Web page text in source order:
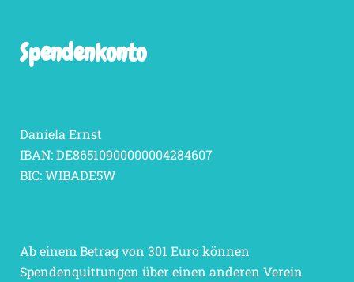
Spendenkonto
Daniela Ernst
IBAN: DE86510900000004284607
BIC: WIBADE5W
Ab einem Betrag von 301 Euro können
Spendenquittungen über einen anderen Verein